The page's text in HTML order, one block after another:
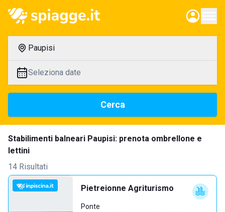
Paupisi
Seleziona date
Cerca
Stabilimenti balneari Paupisi: prenota ombrellone e
lettini
14 Risultati
Pietreionne Agriturismo
Ponte